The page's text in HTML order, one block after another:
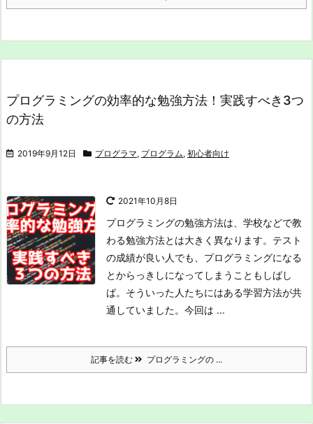
プログラミングの効率的な勉強方法！実践すべき3つ
の方法
2019年9月12日 プログラマ, プログラム, 初心者向け
2021年10月8日
プログラミングの勉強方法は、学校などで教
わる勉強方法とは大きく異なります。テスト
の成績が良い人でも、プログラミングになる
とからっきしになってしまうこともしばし
ば。 そういった人たちにはある学習方法が共
通していました。今回は ...
記事を読む プログラミングの ...